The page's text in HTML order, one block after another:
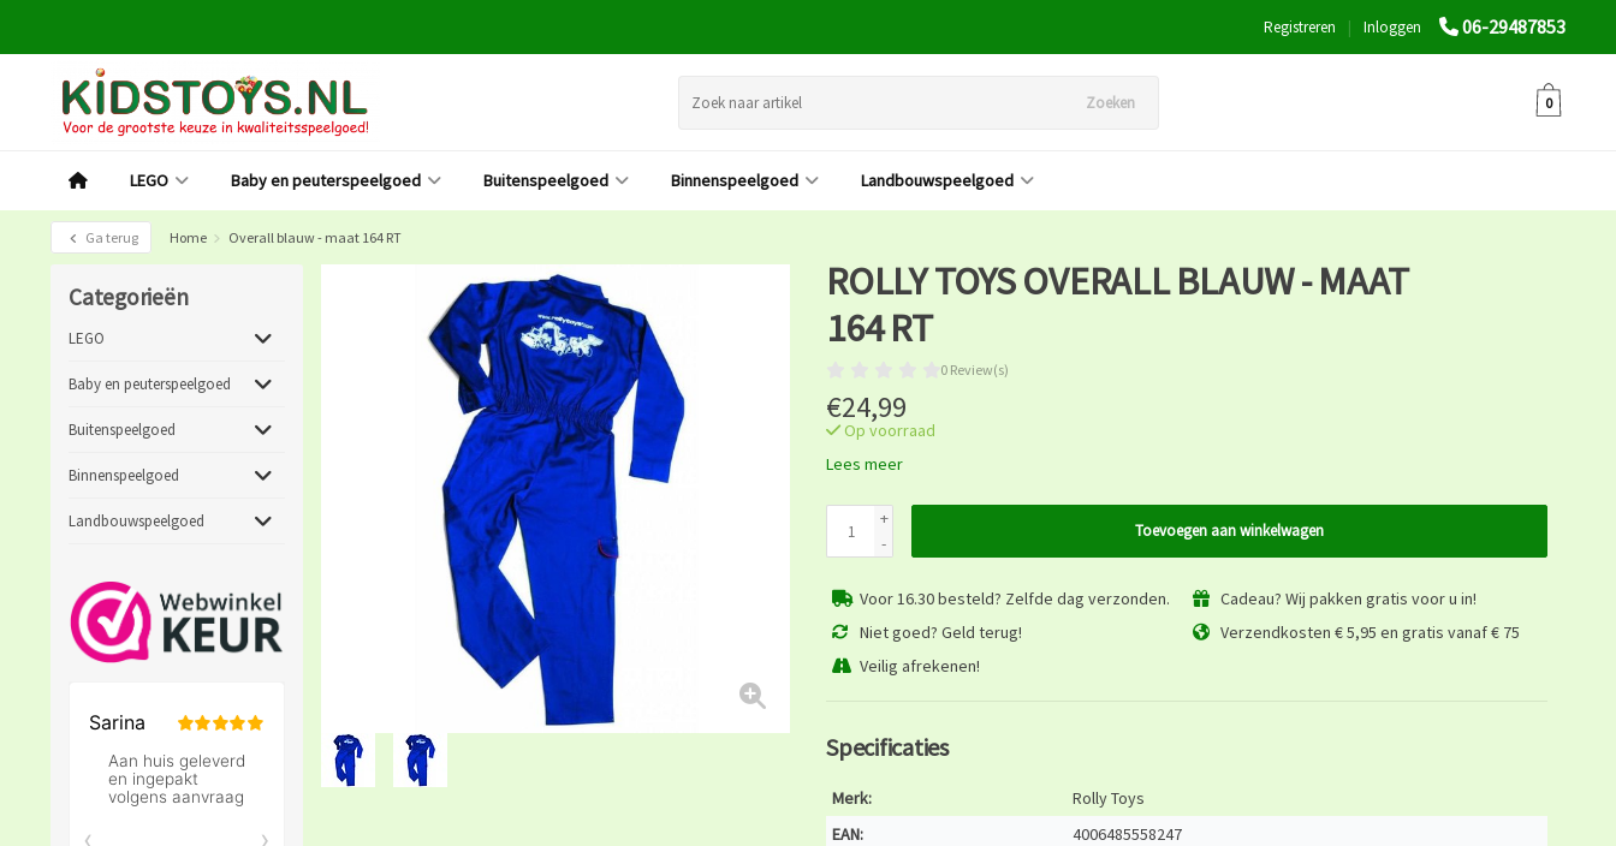
06-29487853
Inloggen
|
Registreren
Zoeken 0
LEGO Baby en peuterspeelgoed Buitenspeelgoed Binnenspeelgoed Landbouwspeelgoed
Ga terug Home Overall blauw - maat 164 RT
Categorieën
LEGO
Baby en peuterspeelgoed
Buitenspeelgoed
Binnenspeelgoed
Landbouwspeelgoed
ROLLY TOYS OVERALL BLAUW - MAAT
164 RT
0 Review(s)
€24,99
Op voorraad
Lees meer
+
-
Toevoegen aan winkelwagen
Voor 16.30 besteld? Zelfde dag verzonden.
Cadeau? Wij pakken gratis voor u in!
Niet goed? Geld terug!
Verzendkosten € 5,95 en gratis vanaf € 75
Veilig afrekenen!
Specificaties
Merk:
Rolly Toys
EAN:
4006485558247